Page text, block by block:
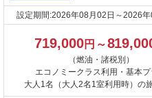
設定期間:2026年08月02日～2026
719,000円～
（燃油・諸税別）
エコノミークラス利用・基本
大人1名（大人2名1室利用時）の